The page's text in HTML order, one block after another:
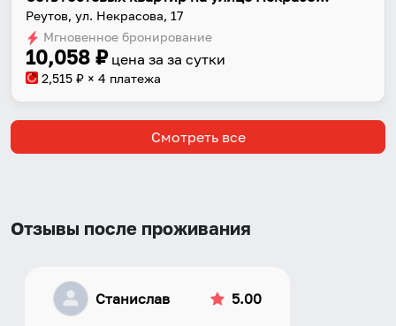
Реутов, ул. Некрасова, 17
Мгновенное бронирование
10,058 ₽ цена за за сутки
2,515 ₽ × 4 платежа
Смотреть все
Отзывы после проживания
Станислав 5.00